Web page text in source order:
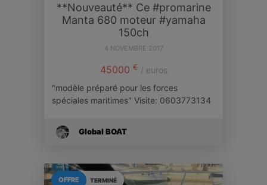
**Nouveauté** Ce #promarine
Manta 680 moteur #yamaha
150ch
4 NOVEMBRE 2017
45000 € / euros
"modèle préparé pour les forces
spéciales maritimes" Visite: 0603773134
Global BOAT
TERMINÉ
OFFRE